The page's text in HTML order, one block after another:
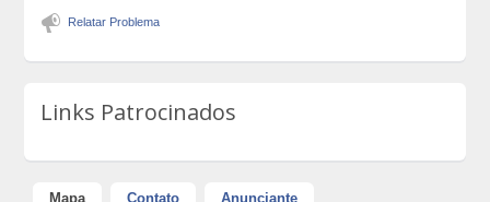
Relatar Problema
Links Patrocinados
Mapa Contato Anunciante